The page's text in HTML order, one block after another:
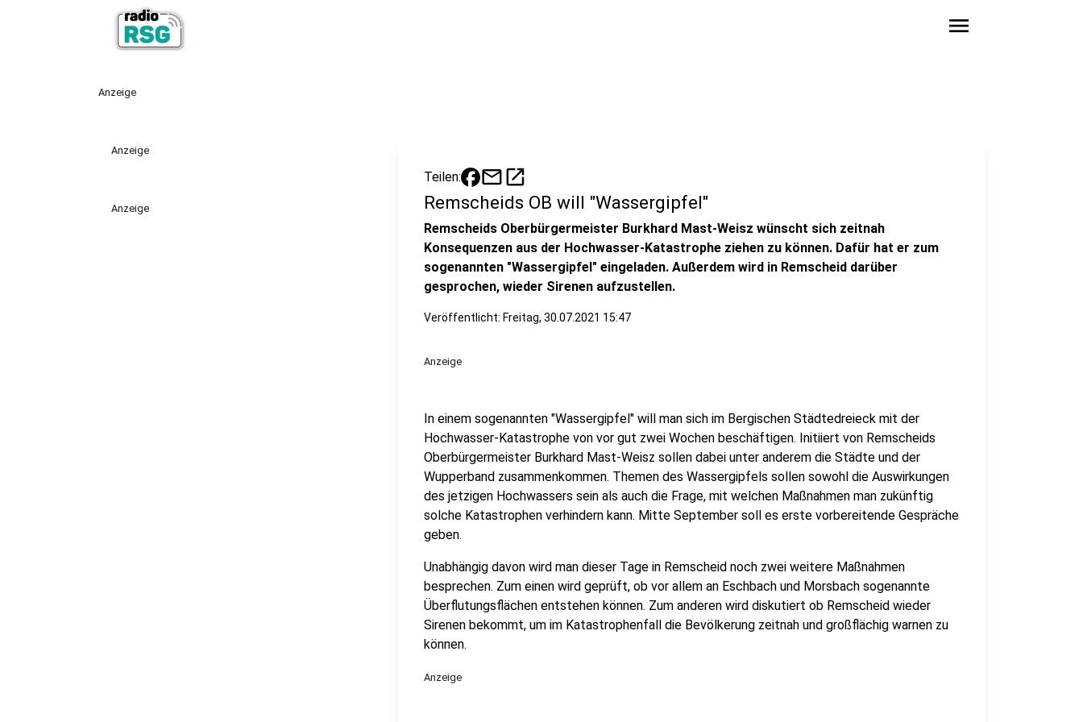
menu
Anzeige
Anzeige
Anzeige
Teilen: mailopen_in_new
Remscheids OB will "Wassergipfel"
Remscheids Oberbürgermeister Burkhard Mast-Weisz wünscht sich zeitnah
Konsequenzen aus der Hochwasser-Katastrophe ziehen zu können. Dafür hat er zum
sogenannten "Wassergipfel" eingeladen. Außerdem wird in Remscheid darüber
gesprochen, wieder Sirenen aufzustellen.
Veröffentlicht: Freitag, 30.07.2021 15:47
Anzeige
In einem sogenannten "Wassergipfel" will man sich im Bergischen Städtedreieck mit der
Hochwasser-Katastrophe von vor gut zwei Wochen beschäftigen. Initiiert von Remscheids
Oberbürgermeister Burkhard Mast-Weisz sollen dabei unter anderem die Städte und der
Wupperband zusammenkommen. Themen des Wassergipfels sollen sowohl die Auswirkungen
des jetzigen Hochwassers sein als auch die Frage, mit welchen Maßnahmen man zukünftig
solche Katastrophen verhindern kann. Mitte September soll es erste vorbereitende Gespräche
geben.
Unabhängig davon wird man dieser Tage in Remscheid noch zwei weitere Maßnahmen
besprechen. Zum einen wird geprüft, ob vor allem an Eschbach und Morsbach sogenannte
Überflutungsflächen entstehen können. Zum anderen wird diskutiert ob Remscheid wieder
Sirenen bekommt, um im Katastrophenfall die Bevölkerung zeitnah und großflächig warnen zu
können.
Anzeige